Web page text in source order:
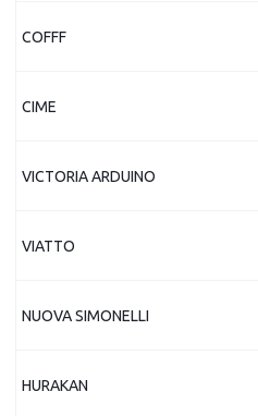
COFFF
CIME
VICTORIA ARDUINO
VIATTO
NUOVA SIMONELLI
HURAKAN